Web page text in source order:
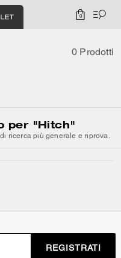
0
0 Prodotti
per "Hitch"
ricerca più generale e riprova.
REGISTRATI